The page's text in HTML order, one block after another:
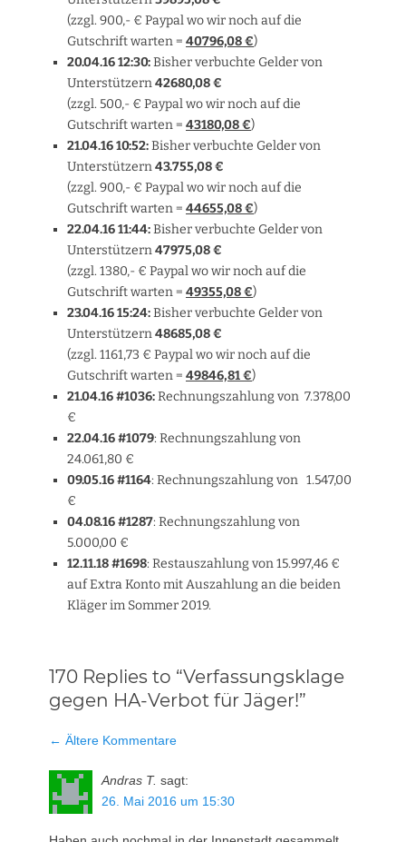
(zzgl. 900,- € Paypal wo wir noch auf die
Gutschrift warten = 40796,08€)
20.04.16 12:30:Bisher verbuchte Gelder von
Unterstützern42680,08 €
(zzgl. 500,- € Paypal wo wir noch auf die
Gutschrift warten = 43180,08 €)
21.04.16 10:52:Bisher verbuchte Gelder von
Unterstützern43.755,08 €
(zzgl. 900,- € Paypal wo wir noch auf die
Gutschrift warten = 44655,08 €)
22.04.16 11:44:Bisher verbuchte Gelder von
Unterstützern47975,08 €
(zzgl. 1380,- € Paypal wo wir noch auf die
Gutschrift warten = 49355,08 €)
23.04.16 15:24:Bisher verbuchte Gelder von
Unterstützern48685,08 €
(zzgl. 1161,73 € Paypal wo wir noch auf die
Gutschrift warten = 49846,81 €)
21.04.16 #1036:Rechnungszahlung von 7.378,00
€
22.04.16 #1079: Rechnungszahlung von
24.061,80 €
09.05.16 #1164: Rechnungszahlung von 1.547,00
€
04.08.16 #1287: Rechnungszahlung von
5.000,00 €
12.11.18 #1698: Restauszahlung von 15.997,46 €
auf Extra Konto mit Auszahlung an die beiden
Kläger im Sommer 2019.
170 Replies to “Verfassungsklage
gegen HA-Verbot für Jäger!”
Kommentar-
← Ältere Kommentare
Andras T. sagt:
26. Mai 2016 um 15:30